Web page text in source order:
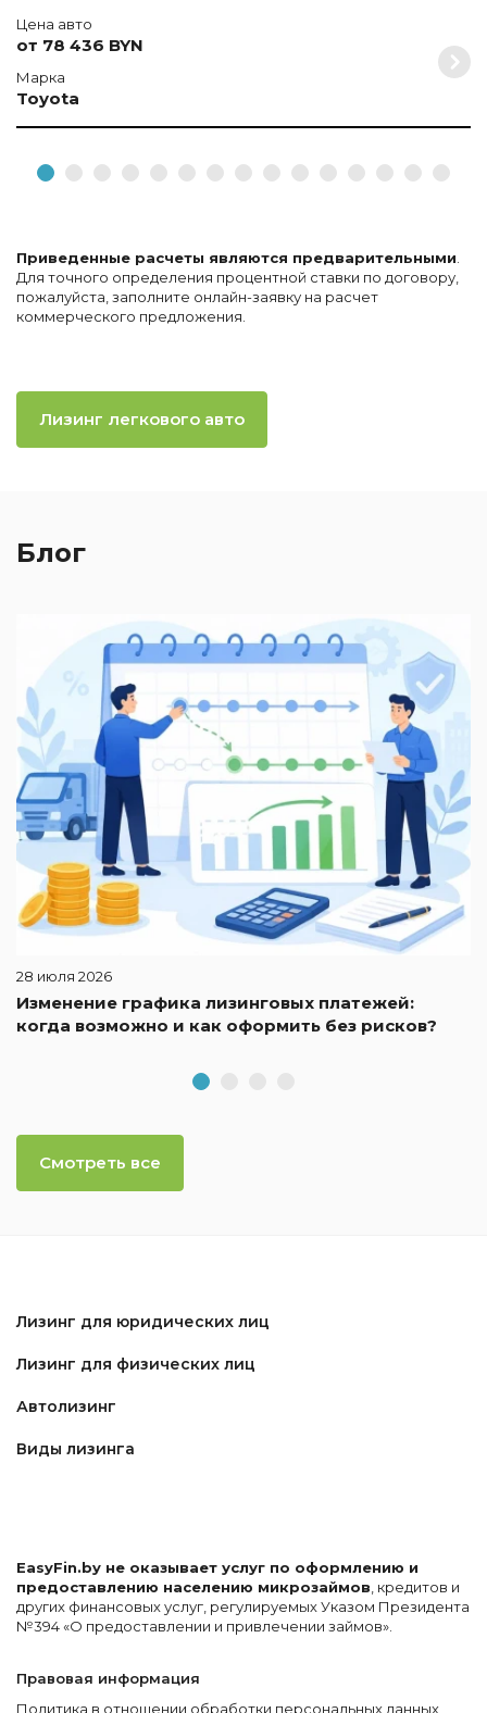
Цена авто
от 78 436 BYN
Марка
Toyota
Приведенные расчеты являются предварительными
Для точного определения процентной ставки по договору,
пожалуйста, заполните онлайн-заявку на расчет
коммерческого предложения.
Лизинг легкового авто
Блог
28 июля 2026
Изменение графика лизинговых платежей:
когда возможно и как оформить без рисков?
Смотреть все
Лизинг для юридических лиц
Лизинг для физических лиц
Автолизинг
Виды лизинга
EasyFin.by не оказывает услуг по оформлению и
предоставлению населению микрозаймов , кредитов и
других финансовых услуг, регулируемых Указом Президента
№394 «О предоставлении и привлечении займов».
Правовая информация
Политика в отношении обработки персональных данных